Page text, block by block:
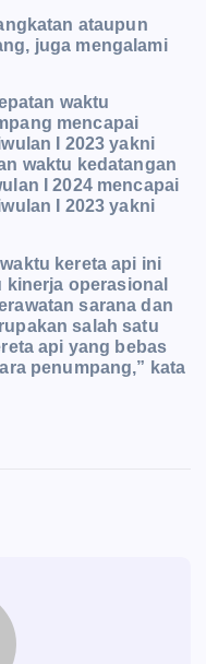
ataupun
juga mengalami
waktu
mencapai
I 2023 yakni
waktu kedatangan
I 2024 mencapai
I 2023 yakni
kereta api ini
operasional
sarana dan
salah satu
api yang bebas
penumpang,” kata